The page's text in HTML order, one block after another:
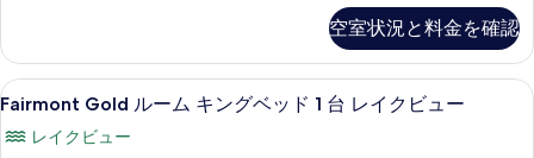
の
写
真
を
ベ
ッ
ド
ム
キ
ン
ベ
空室状況と料金を確認
Fairmont
Gold
ル
Fairmont Gold ルーム キングベッド
7
Fairmont Gold ルーム キングベッド 1 台 レイクビュー
レイクビュー